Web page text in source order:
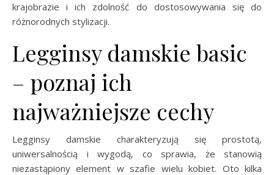
krajobrazie i ich zdolność do dostosowywania się do
różnorodnych stylizacji.
Legginsy damskie basic
– poznaj ich
najważniejsze cechy
Legginsy damskie charakteryzują się prostotą,
uniwersalnością i wygodą, co sprawia, że stanowią
niezastąpiony element w szafie wielu kobiet. Oto kilka